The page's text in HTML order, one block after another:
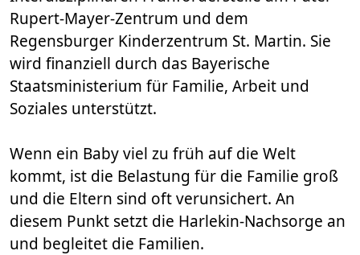
Rupert-Mayer-Zentrum und dem
Regensburger Kinderzentrum St. Martin. Sie
wird finanziell durch das Bayerische
Staatsministerium für Familie, Arbeit und
Soziales unterstützt.
​​​​​​​Wenn ein Baby viel zu früh auf die Welt
kommt, ist die Belastung für die Familie groß
und die Eltern sind oft verunsichert. An
diesem Punkt setzt die Harlekin-Nachsorge an
und begleitet die Familien.​